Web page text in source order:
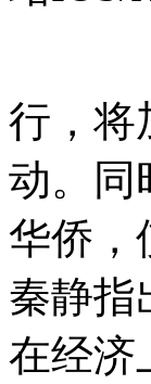
携程
行，将
动。同
华侨，
秦静指
在经济